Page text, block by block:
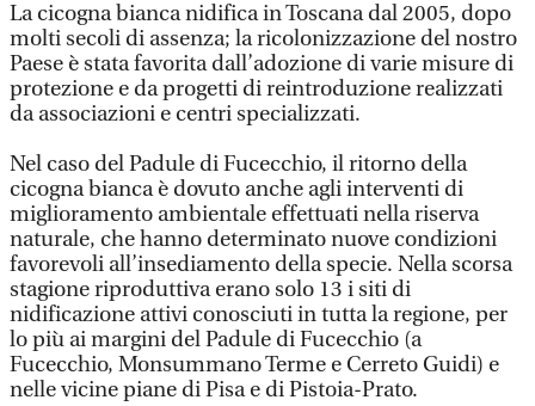
La cicogna bianca nidifica in Toscana dal 2005, dopo
molti secoli di assenza; la ricolonizzazione del nostro
Paese è stata favorita dall’adozione di varie misure di
protezione e da progetti di reintroduzione realizzati
da associazioni e centri specializzati.
Nel caso del Padule di Fucecchio, il ritorno della
cicogna bianca è dovuto anche agli interventi di
miglioramento ambientale effettuati nella riserva
naturale, che hanno determinato nuove condizioni
favorevoli all’insediamento della specie. Nella scorsa
stagione riproduttiva erano solo 13 i siti di
nidificazione attivi conosciuti in tutta la regione, per
lo più ai margini del Padule di Fucecchio (a
Fucecchio, Monsummano Terme e Cerreto Guidi) e
nelle vicine piane di Pisa e di Pistoia-Prato.